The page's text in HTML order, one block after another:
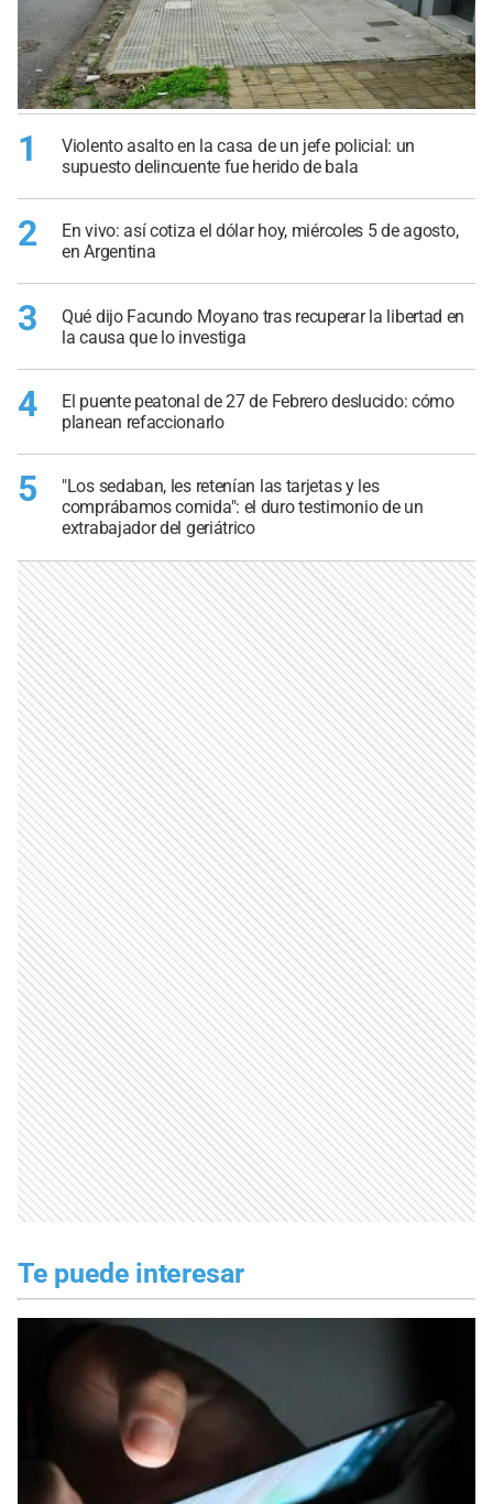
1
Violento asalto en la casa de un jefe policial: un
supuesto delincuente fue herido de bala
2
En vivo: así cotiza el dólar hoy, miércoles 5 de agosto,
en Argentina
3
Qué dijo Facundo Moyano tras recuperar la libertad en
la causa que lo investiga
4
El puente peatonal de 27 de Febrero deslucido: cómo
planean refaccionarlo
5
"Los sedaban, les retenían las tarjetas y les
comprábamos comida": el duro testimonio de un
extrabajador del geriátrico
Te puede interesar